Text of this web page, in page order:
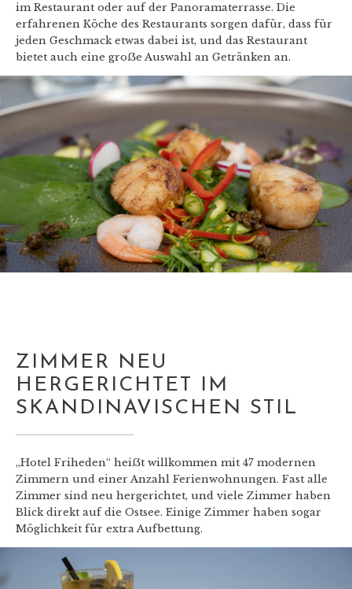
im Restaurant oder auf der Panoramaterrasse. Die
erfahrenen Köche des Restaurants sorgen dafür, dass für
jeden Geschmack etwas dabei ist, und das Restaurant
bietet auch eine groẞe Auswahl an Getränken an.
ZIMMER NEU
HERGERICHTET IM
SKANDINAVISCHEN STIL
„Hotel Friheden“ heiẞt willkommen mit 47 modernen
Zimmern und einer Anzahl Ferienwohnungen. Fast alle
Zimmer sind neu hergerichtet, und viele Zimmer haben
Blick direkt auf die Ostsee. Einige Zimmer haben sogar
Möglichkeit für extra Aufbettung.